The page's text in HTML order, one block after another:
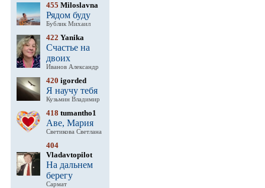
455 Miloslavna
Рядом буду
Бублик Михаил
422 Yanika
Счастье на
двоих
Иванов Александр
420 igorded
Я научу тебя
Кузьмин Владимир
418 tumantho1
Аве, Мария
Светикова Светлана
404
Vladavtopilot
На дальнем
берегу
Сармат